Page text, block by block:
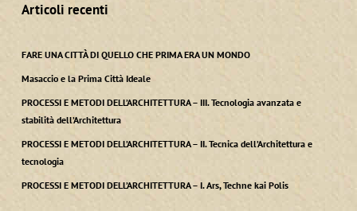
Articoli recenti
FARE UNA CITTÀ DI QUELLO CHE PRIMA ERA UN MONDO
Masaccio e la Prima Città Ideale
PROCESSI E METODI DELL’ARCHITETTURA – III. Tecnologia avanzata e
stabilità dell’Architettura
PROCESSI E METODI DELL’ARCHITETTURA – II. Tecnica dell’Architettura e
tecnologia
PROCESSI E METODI DELL’ARCHITETTURA – I. Ars, Techne kai Polis